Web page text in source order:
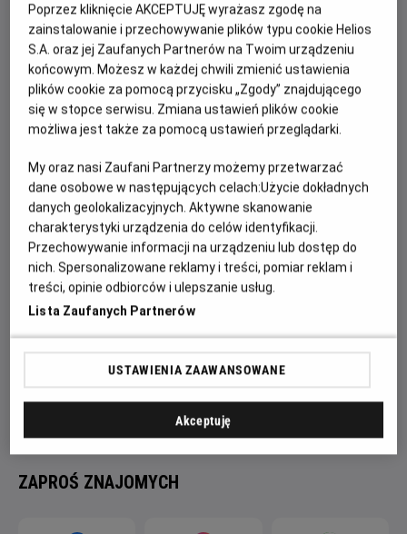
Damien Leone Damien Leone
OBSADA
David Howard Thornton, Jenna Kanell, Lauren LaVera
Maniakalny zabójca klaun Art (w tej roli David Howard
Thornton) wrócił, by ponownie karmić się strachem swoich
ofiar i budzić grozę. Akcja rozgrywa się w Halloween. Tym
razem klaun Art na swoje ofiary upatrzy Siennę (Lauren
LaVerra), jej najbliższych, oraz przyjaciół nastolatki.
bezlitosną twarz i udowodni, że jego okrucieństwo nie zna
granic.
ZAPROŚ ZNAJOMYCH
Poprzez kliknięcie AKCEPTUJĘ wyrażasz zgodę na
zainstalowanie i przechowywanie plików typu cookie Helios
S.A. oraz jej Zaufanych Partnerów na Twoim urządzeniu
końcowym. Możesz w każdej chwili zmienić ustawienia
plików cookie za pomocą przycisku „Zgody” znajdującego
się w stopce serwisu. Zmiana ustawień plików cookie
możliwa jest także za pomocą ustawień przeglądarki.
My oraz nasi Zaufani Partnerzy możemy przetwarzać
dane osobowe w następujących celach:Użycie dokładnych
danych geolokalizacyjnych. Aktywne skanowanie
charakterystyki urządzenia do celów identyfikacji.
Przechowywanie informacji na urządzeniu lub dostęp do
nich. Spersonalizowane reklamy i treści, pomiar reklam i
treści, opinie odbiorców i ulepszanie usług.
Lista Zaufanych Partnerów
USTAWIENIA ZAAWANSOWANE
Akceptuję